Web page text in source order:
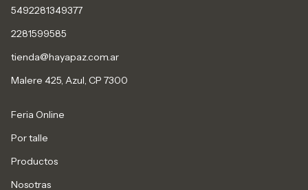
5492281349377
2281599585
tienda@hayapaz.com.ar
Malere 425, Azul, CP 7300
Feria Online
Por talle
Productos
Nosotras